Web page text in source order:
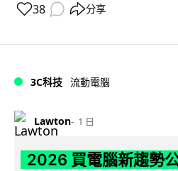
38 分享
3C科技 流動電腦
Lawton 1 日
2026 買電腦新趨勢